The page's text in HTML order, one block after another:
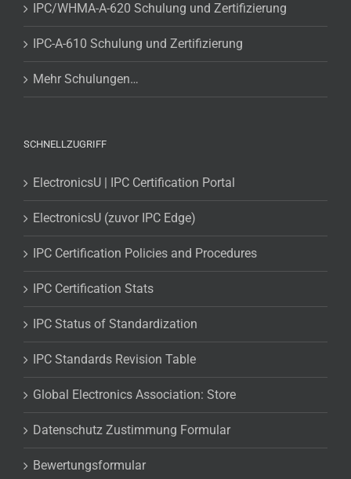
IPC/WHMA-A-620 Schulung und Zertifizierung
IPC-A-610 Schulung und Zertifizierung
Mehr Schulungen…
SCHNELLZUGRIFF
ElectronicsU | IPC Certification Portal
ElectronicsU (zuvor IPC Edge)
IPC Certification Policies and Procedures
IPC Certification Stats
IPC Status of Standardization
IPC Standards Revision Table
Global Electronics Association: Store
Datenschutz Zustimmung Formular
Bewertungsformular